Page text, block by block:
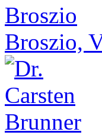
Broszio,